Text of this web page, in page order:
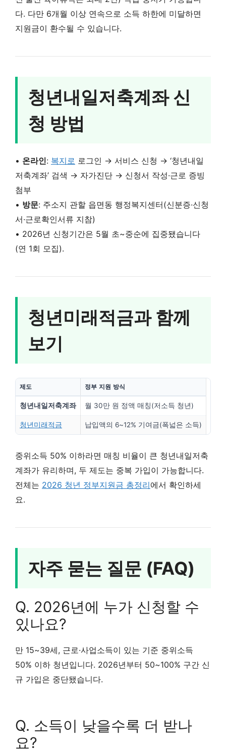
다. 다만 6개월 이상 연속으로 소득 하한에 미달하면
지원금이 환수될 수 있습니다.
청년내일저축계좌 신
청 방법
• 온라인: 복지로 로그인 → 서비스 신청 → ‘청년내일
저축계좌’ 검색 → 자가진단 → 신청서 작성·근로 증빙
첨부
• 방문: 주소지 관할 읍면동 행정복지센터(신분증·신청
서·근로확인서류 지참)
• 2026년 신청기간은 5월 초~중순에 집중됐습니다
(연 1회 모집).
청년미래적금과 함께
보기
제도 정부 지원 방식
청년내일저축계좌 월 30만 원 정액 매칭(저소득 청년)
청년미래적금 납입액의 6~12% 기여금(폭넓은 소득)
중위소득 50% 이하라면 매칭 비율이 큰 청년내일저축
계좌가 유리하며, 두 제도는 중복 가입이 가능합니다.
전체는 2026 청년 정부지원금 총정리에서 확인하세
요.
자주 묻는 질문 (FAQ)
Q. 2026년에 누가 신청할 수
있나요?
만 15~39세, 근로·사업소득이 있는 기준 중위소득
50% 이하 청년입니다. 2026년부터 50~100% 구간 신
규 가입은 중단됐습니다.
Q. 소득이 낮을수록 더 받나
요?